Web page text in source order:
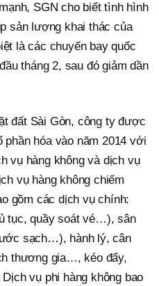
SGN cho biết tình hình
sản lượng khai thác của
là các chuyến bay quốc
tháng 2, sau đó giảm dần
đất Sài Gòn, công ty được
hóa vào năm 2014 với
vụ hàng không và dịch vụ
vụ hàng không chiếm
gồm các dịch vụ chính:
tục, quầy soát vé…), sân
sạch…), hành lý, cân
thương gia…, kéo đẩy,
vụ phi hàng không bao